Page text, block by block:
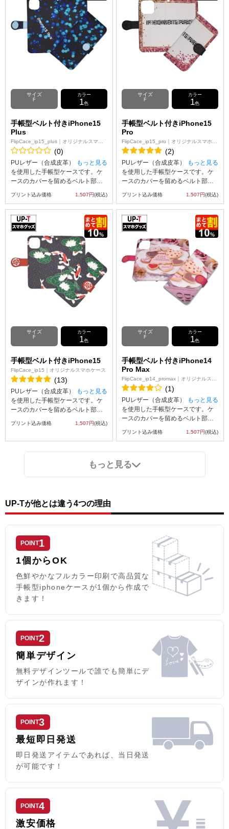
能。※ケースの内側にはプリント
が出来ませんのでご注意ください
なお、iPhone用の手帳型ケース
は、内側に固定されたハードケー
ス(白)にスマートフォン本体をはめ
込んでお使いいただくタイプとな
っております。 ※手帳ケースには
可能性があります。
ンをケースの表面にプリント可
能。※ケースの内側にはプリント
が出来ませんのでご注意ください
なお、iPhone用の手帳型ケース
は、内側に固定されたハードケー
ス(白)にスマートフォン本体をはめ
込んでお使いいただくタイプとな
サイズ
F
カラー
1色
手帳型ベルト付きiPhone15
Plus
FlipCace_ip15_plus｜オリジナルスマホ
ケース
(0)
もっと見る
PUレザー（合成皮革）
を使用した手帳型ケースです。ケ
ースのカバーを留めるベルト部分
にはマグネット使用し、素早い開
閉を可能にしました。内側には
SuicaやPASMOなどの交通系ICカ
ード等を収納可能な、カード用ス
リットがございます。UVインクジ
ェット印刷でオリジナルのデザイ
ンをケースの表面にプリント可
能。※ケースの内側にはプリント
が出来ませんのでご注意ください
なお、iPhone用の手帳型ケース
は、内側に固定されたハードケー
ス(白)にスマートフォン本体をはめ
込んでお使いいただくタイプとな
プリント込み価格 1,507円(税込)
サイズ
F
カラー
1色
手帳型ベルト付きiPhone15
Pro
FlipCace_ip15_pro｜オリジナルスマホケ
ース
(2)
もっと見る
PUレザー（合成皮革）
を使用した手帳型ケースです。ケ
ースのカバーを留めるベルト部分
にはマグネット使用し、素早い開
閉を可能にしました。内側には
SuicaやPASMOなどの交通系ICカ
ード等を収納可能な、カード用ス
リットがございます。UVインクジ
ェット印刷でオリジナルのデザイ
ンをケースの表面にプリント可
能。※ケースの内側にはプリント
が出来ませんのでご注意ください
なお、iPhone用の手帳型ケース
は、内側に固定されたハードケー
ス(白)にスマートフォン本体をはめ
込んでお使いいただくタイプとな
プリント込み価格 1,507円(税込)
サイズ
F
カラー
1色
手帳型ベルト付きiPhone15
FlipCace_ip15｜オリジナルスマホケース
(13)
もっと見る
PUレザー（合成皮革）
を使用した手帳型ケースです。ケ
ースのカバーを留めるベルト部分
にはマグネット使用し、素早い開
閉を可能にしました。内側には
ェット印刷でオリジナルのデザイ
ンをケースの表面にプリント可
なお、iPhone用の手帳型ケース
は、内側に固定されたハードケー
っております。
プリント込み価格 1,507円(税込)
サイズ
F
カラー
1色
手帳型ベルト付きiPhone14
Pro Max
FlipCace_ip14_promax｜オリジナルスマ
ホケース
(1)
もっと見る
PUレザー（合成皮革）
を使用した手帳型ケースです。ケ
ースのカバーを留めるベルト部分
にはマグネット使用し、素早い開
閉を可能にしました。内側には
ード等を収納可能な、カード用ス
リットがございます。UVインクジ
込んでお使いいただくタイプとな
っております。
プリント込み価格 1,507円(税込)
もっと見る
UP-Tが他とは違う4つの理由
POINT1
1個からOK
色鮮やかなフルカラー印刷で高品質な
手帳型iphoneケースが1個から作成で
きます！
POINT2
簡単デザイン
無料デザインツールで誰でも簡単にデ
ザインが作れます！
POINT3
最短即日発送
即日発送アイテムであれば、当日発送
が可能です！
POINT4
激安価格